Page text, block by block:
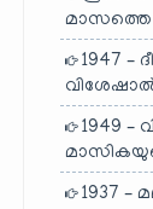
മാസത്തെ
1947 –
1949 –
1937 –